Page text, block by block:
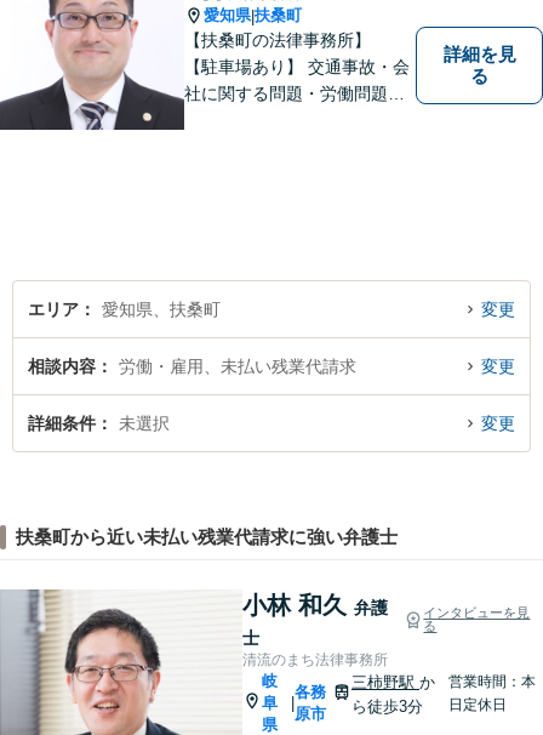
愛知県|扶桑町
【扶桑町の法律事務所】
【駐車場あり】 交通事故・会
社に関する問題・労働問題・
詳細を見
る
エリア 愛知県、扶桑町 変更
相談内容 労働・雇用、未払い残業代請求 変更
詳細条件 未選択 変更
扶桑町から近い未払い残業代請求に強い弁護士
小林 和久 弁護
士
インタビューを見
る
清流のまち法律事務所
岐
阜
県
各務
原市
三柿野駅か
ら徒歩3分
営業時間：本
日定休日